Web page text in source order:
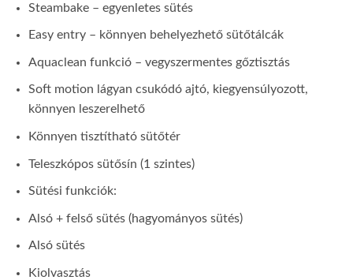
Steambake – egyenletes sütés
Easy entry – könnyen behelyezhető sütőtálcák
Aquaclean funkció – vegyszermentes gőztisztás
Soft motion lágyan csukódó ajtó, kiegyensúlyozott,
könnyen leszerelhető
Könnyen tisztítható sütőtér
Teleszkópos sütősín (1 szintes)
Sütési funkciók:
Alsó + felső sütés (hagyományos sütés)
Alsó sütés
Kiolvasztás